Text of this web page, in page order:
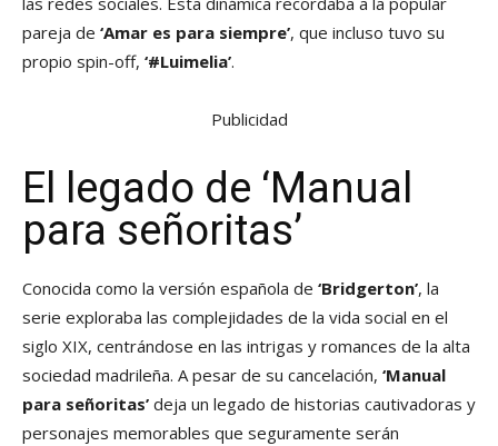
pareja de ‘Amar es para siempre’, que incluso tuvo su
propio spin-off, ‘#Luimelia’.
Publicidad
El legado de ‘Manual
para señoritas’
Conocida como la versión española de ‘Bridgerton’, la
serie exploraba las complejidades de la vida social en el
siglo XIX, centrándose en las intrigas y romances de la alta
sociedad madrileña. A pesar de su cancelación, ‘Manual
para señoritas’ deja un legado de historias cautivadoras y
personajes memorables que seguramente serán